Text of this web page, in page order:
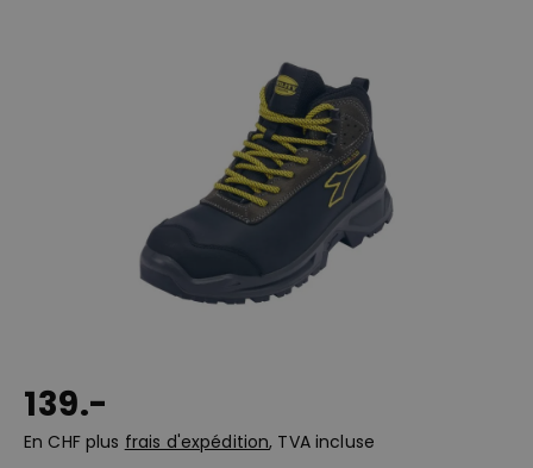
139.-
En CHF plus frais d'expédition, TVA incluse